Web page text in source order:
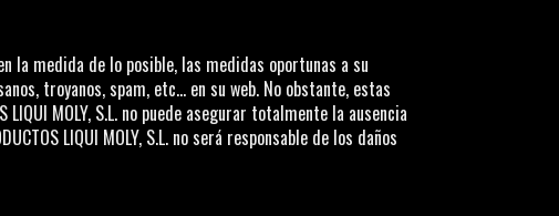
la medida de lo posible, las medidas oportunas a su
troyanos, spam, etc… en su web. No obstante, estas
LIQUI MOLY, S.L.no puede asegurar totalmente la ausencia
LIQUI MOLY, S.L.no será responsable de los daños